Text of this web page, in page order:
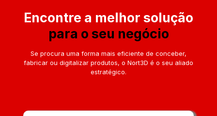
Encontre a melhor solução
para o seu negócio
Se procura uma forma mais eficiente de conceber,
fabricar ou digitalizar produtos, o Nort3D é o seu aliado
estratégico.